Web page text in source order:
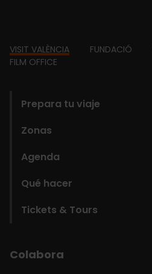
Footer
VISIT VALÈNCIA FUNDACIÓ
FILM OFFICE
Prepara tu viaje
Zonas
Agenda
Qué hacer
Tickets & Tours
Colabora